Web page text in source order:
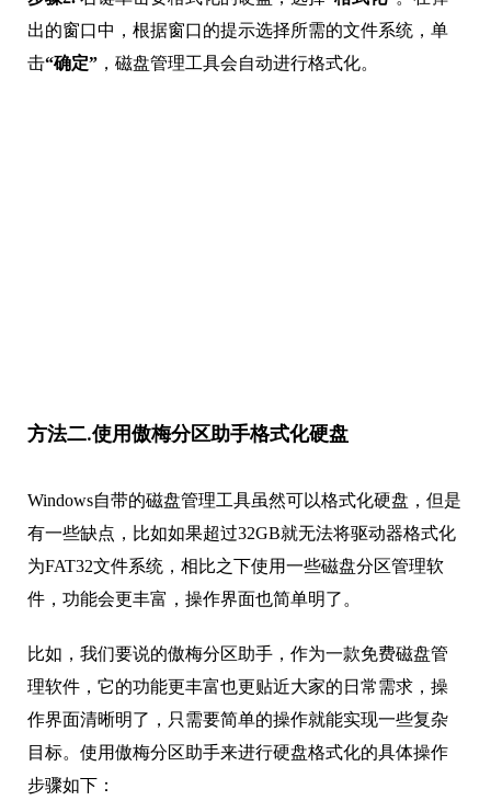
出的窗口中，根据窗口的提示选择所需的文件系统，单
击“确定” ，磁盘管理工具会自动进行格式化。
方法二.使用傲梅分区助手格式化硬盘
Windows自带的磁盘管理工具虽然可以格式化硬盘，但是
有一些缺点，比如如果超过32GB就无法将驱动器格式化
为FAT32文件系统，相比之下使用一些磁盘分区管理软
件，功能会更丰富，操作界面也简单明了。
比如，我们要说的傲梅分区助手，作为一款免费磁盘管
理软件，它的功能更丰富也更贴近大家的日常需求，操
作界面清晰明了，只需要简单的操作就能实现一些复杂
目标。使用傲梅分区助手来进行硬盘格式化的具体操作
步骤如下：